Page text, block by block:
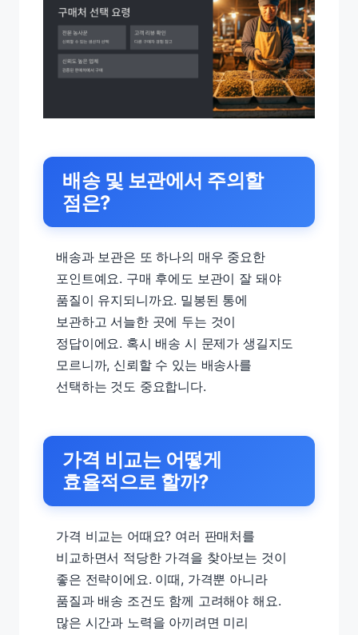
배송 및 보관에서 주의할
점은?
배송과 보관은 또 하나의 매우 중요한
포인트예요. 구매 후에도 보관이 잘 돼야
품질이 유지되니까요. 밀봉된 통에
보관하고 서늘한 곳에 두는 것이
정답이에요. 혹시 배송 시 문제가 생길지도
모르니까, 신뢰할 수 있는 배송사를
선택하는 것도 중요합니다.
가격 비교는 어떻게
효율적으로 할까?
가격 비교는 어때요? 여러 판매처를
비교하면서 적당한 가격을 찾아보는 것이
좋은 전략이에요. 이때, 가격뿐 아니라
품질과 배송 조건도 함께 고려해야 해요.
많은 시간과 노력을 아끼려면 미리